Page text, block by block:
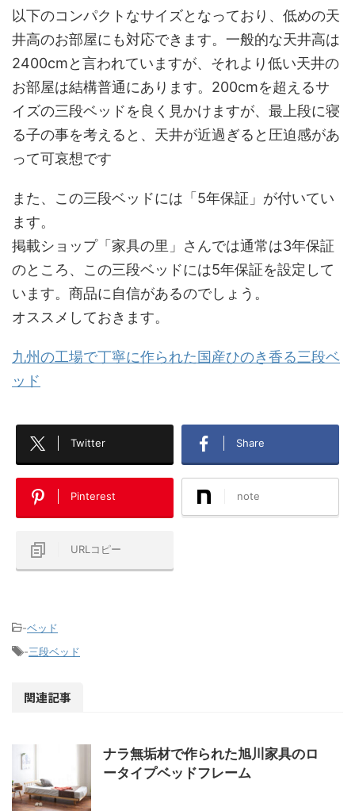
以下のコンパクトなサイズとなっており、低めの天
井高のお部屋にも対応できます。一般的な天井高は
2400cmと言われていますが、それより低い天井の
お部屋は結構普通にあります。200cmを超えるサ
イズの三段ベッドを良く見かけますが、最上段に寝
る子の事を考えると、天井が近過ぎると圧迫感があ
って可哀想です
また、この三段ベッドには「5年保証」が付いてい
ます。
掲載ショップ「家具の里」さんでは通常は3年保証
のところ、この三段ベッドには5年保証を設定して
います。商品に自信があるのでしょう。
オススメしておきます。
九州の工場で丁寧に作られた国産ひのき香る三段ベ
ッド
Twitter Share
Pinterest note
URLコピー
-ベッド
-三段ベッド
関連記事
ナラ無垢材で作られた旭川家具のロ
ータイプベッドフレーム